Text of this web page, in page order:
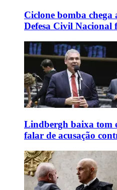
Ciclone bomba chega
Defesa Civil Nacional
Lindbergh baixa tom
falar de acusação